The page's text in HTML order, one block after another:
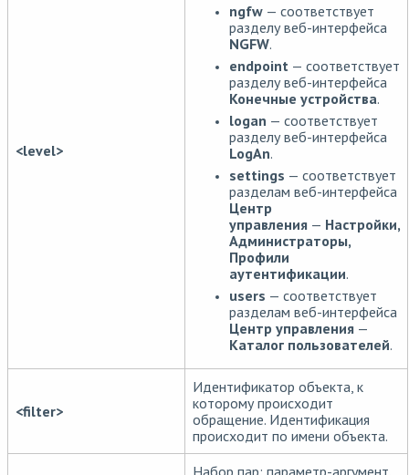
<level>
ngfw — соответствует
разделу веб-интерфейса
NGFW.
endpoint — соответствует
разделу веб-интерфейса
Конечные устройства.
logan — соответствует
разделу веб-интерфейса
LogAn.
settings — соответствует
разделам веб-интерфейса
Центр
управления — Настройки,
Администраторы,
Профили
аутентификации.
users — соответствует
разделам веб-интерфейса
Центр управления —
Каталог пользователей.
<filter>
Идентификатор объекта, к
которому происходит
обращение. Идентификация
происходит по имени объекта.
Набор пар: параметр-аргумент.